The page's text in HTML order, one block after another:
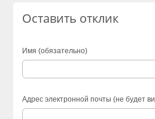
Оставить отклик
Имя (обязательно)
Адрес электронной почты (не будет